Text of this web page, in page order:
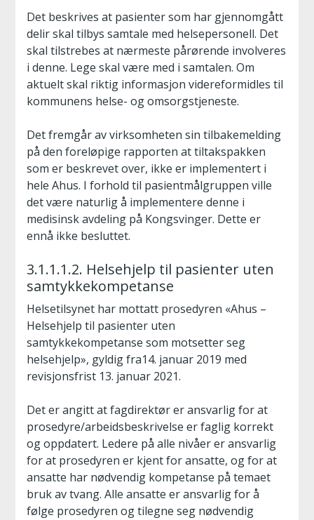
Det beskrives at pasienter som har gjennomgått
delir skal tilbys samtale med helsepersonell. Det
skal tilstrebes at nærmeste pårørende involveres
i denne. Lege skal være med i samtalen. Om
aktuelt skal riktig informasjon videreformidles til
kommunens helse- og omsorgstjeneste.
Det fremgår av virksomheten sin tilbakemelding
på den foreløpige rapporten at tiltakspakken
som er beskrevet over, ikke er implementert i
hele Ahus. I forhold til pasientmålgruppen ville
det være naturlig å implementere denne i
medisinsk avdeling på Kongsvinger. Dette er
ennå ikke besluttet.
3.1.1.1.2. Helsehjelp til pasienter uten
samtykkekompetanse
Helsetilsynet har mottatt prosedyren «Ahus –
Helsehjelp til pasienter uten
samtykkekompetanse som motsetter seg
helsehjelp», gyldig fra14. januar 2019 med
revisjonsfrist 13. januar 2021.
Det er angitt at fagdirektør er ansvarlig for at
prosedyre/arbeidsbeskrivelse er faglig korrekt
og oppdatert. Ledere på alle nivåer er ansvarlig
for at prosedyren er kjent for ansatte, og for at
ansatte har nødvendig kompetanse på temaet
bruk av tvang. Alle ansatte er ansvarlig for å
følge prosedyren og tilegne seg nødvendig